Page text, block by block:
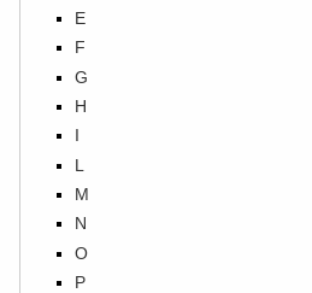
E
F
G
H
I
L
M
N
O
P